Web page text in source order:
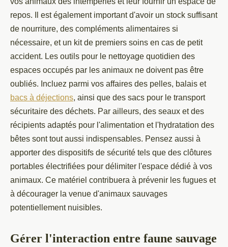
repos. Il est également important d'avoir un stock suffisant
de nourriture, des compléments alimentaires si
nécessaire, et un kit de premiers soins en cas de petit
accident. Les outils pour le nettoyage quotidien des
espaces occupés par les animaux ne doivent pas être
oubliés. Incluez parmi vos affaires des pelles, balais et
bacs à déjections, ainsi que des sacs pour le transport
sécuritaire des déchets. Par ailleurs, des seaux et des
récipients adaptés pour l'alimentation et l'hydratation des
bêtes sont tout aussi indispensables. Pensez aussi à
apporter des dispositifs de sécurité tels que des clôtures
portables électrifiées pour délimiter l'espace dédié à vos
animaux. Ce matériel contribuera à prévenir les fugues et
à décourager la venue d'animaux sauvages
potentiellement nuisibles.
Gérer l'interaction entre faune sauvage